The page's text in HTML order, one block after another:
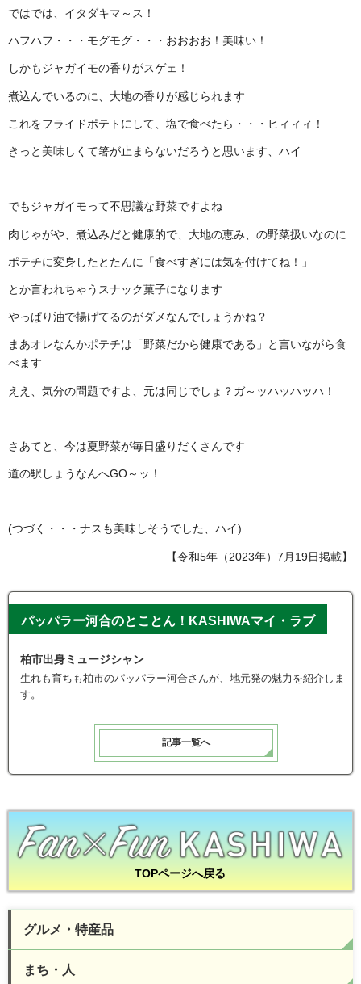
ではでは、イタダキマ～ス！
ハフハフ・・・モグモグ・・・おおおお！美味い！
しかもジャガイモの香りがスゲェ！
煮込んでいるのに、大地の香りが感じられます
これをフライドポテトにして、塩で食べたら・・・ヒィィィ！
きっと美味しくて箸が止まらないだろうと思います、ハイ
でもジャガイモって不思議な野菜ですよね
肉じゃがや、煮込みだと健康的で、大地の恵み、の野菜扱いなのに
ポテチに変身したとたんに「食べすぎには気を付けてね！」
とか言われちゃうスナック菓子になります
やっぱり油で揚げてるのがダメなんでしょうかね？
まあオレなんかポテチは「野菜だから健康である」と言いながら食
べます
ええ、気分の問題ですよ、元は同じでしょ？ガ～ッハッハッハ！
さあてと、今は夏野菜が毎日盛りだくさんです
道の駅しょうなんへGO～ッ！
(つづく・・・ナスも美味しそうでした、ハイ)
【令和5年（2023年）7月19日掲載】
パッパラー河合のとことん！KASHIWAマイ・ラブ
柏市出身ミュージシャン
生れも育ちも柏市のパッパラー河合さんが、地元発の魅力を紹介しま
す。
記事一覧へ
TOPページへ戻る
グルメ・特産品
まち・人